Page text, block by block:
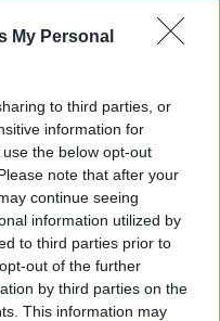
My Personal
to third parties, or
information for
the below opt-out
note that after your
continue seeing
information utilized by
to third parties prior to
out of the further
by third parties on the
This information may
προπονήθηκε ο